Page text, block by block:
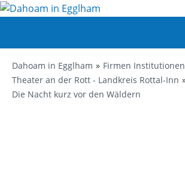
Dahoam in Egglham
Firmen Institutionen
Theater an der Rott - Landkreis Rottal-Inn
Die Nacht kurz vor den Wäldern